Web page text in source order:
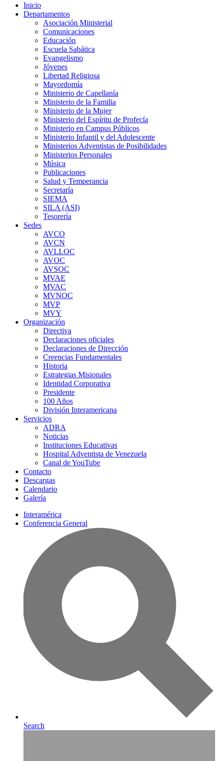
Inicio
Departamentos
Asociación Ministerial
Comunicaciones
Educación
Escuela Sabática
Evangelismo
Jóvenes
Libertad Religiosa
Mayordomía
Ministerio de Capellanía
Ministerio de la Familia
Ministerio de la Mujer
Ministerio del Espíritu de Profecía
Ministerio en Campus Públicos
Ministerio Infantil y del Adolescente
Ministerios Adventistas de Posibilidades
Ministerios Personales
Música
Publicaciones
Salud y Temperancia
Secretaría
SIEMA
SILA (ASI)
Tesorería
Sedes
AVCO
AVCN
AVLLOC
AVOC
AVSOC
MVAE
MVAC
MVNOC
MVP
MVY
Organización
Directiva
Declaraciones oficiales
Declaraciones de Dirección
Creencias Fundamentales
Historia
Estrategias Misionales
Identidad Corporativa
Presidente
100 Años
División Interamericana
Servicios
ADRA
Noticias
Instituciones Educativas
Hospital Adventista de Venezuela
Canal de YouTube
Contacto
Descargas
Calendario
Galería
Interamérica
Conferencia General
Search